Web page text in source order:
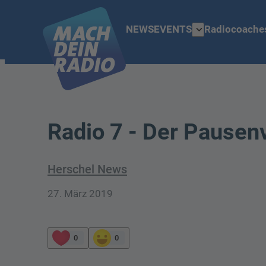
NEWSEVENTS expand_more
Radio 7 - Der
Herschel News
27. März 2019
0 0